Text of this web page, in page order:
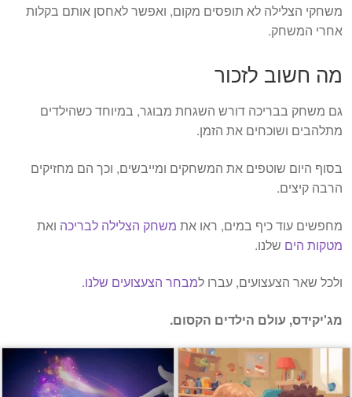
משחקי הצלילה לא תופסים מקום, ואפשר לאחסן אותם בקלות
אחרי המשחק.
מה חשוב לזכור
גם משחק בבריכה דורש השגחת מבוגר, במיוחד כשהילדים
מתלהבים ושוכחים את הזמן.
בסוף היום שוטפים את המשחקים ומייבשים, וכך הם מחזיקים
הרבה קיצים.
מחפשים עוד כיף במים, ראו את משחק הצלילה לבריכה ואת
מטקות הים שלנו.
ולכל שאר הצעצועים, עברו למבחר הצעצועים שלנו.
מג'יקידס, עולם הילדים הקסום.